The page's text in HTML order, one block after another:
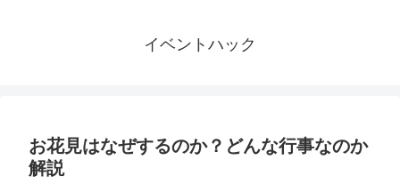
イベントハック
お花見はなぜするのか？どんな行事なのか
解説